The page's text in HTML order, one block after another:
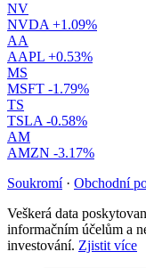
NV
NVDA +1.09%
AA
AAPL +0.53%
MS
MSFT -1.79%
TS
TSLA -0.58%
AM
AMZN -3.17%
Soukromí · Obchodní
Veškerá data
informačním účelům a
investování. Zjistit více